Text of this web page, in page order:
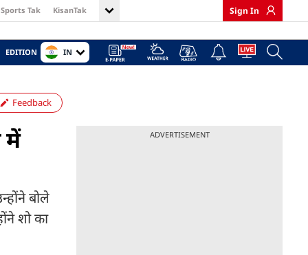
Sports Tak KisanTak Sign In
EDITION IN
Feedback
में
बोले
शो का
ADVERTISEMENT